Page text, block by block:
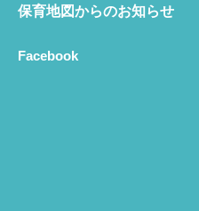
保育地図からのお知らせ
Facebook